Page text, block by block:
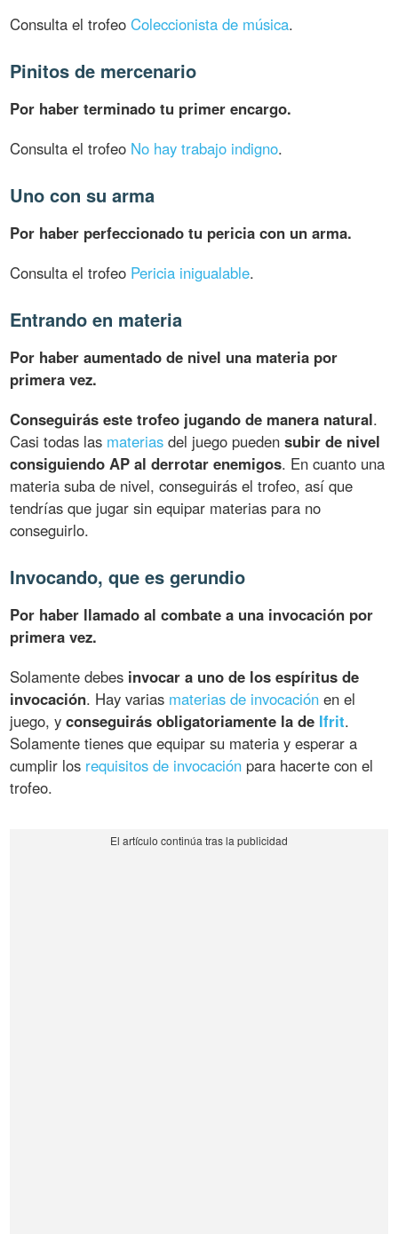
Consulta el trofeoColeccionista de música.
Pinitos de mercenario
Por haber terminado tu primer encargo.
Consulta el trofeo No hay trabajo indigno.
Uno con su arma
Por haber perfeccionado tu pericia con un arma.
Consulta el trofeo Pericia inigualable.
Entrando en materia
Por haber aumentado de nivel una materia por
primera vez.
Conseguirás este trofeo jugando de manera natural.
Casi todas las materias del juego puedensubir de nivel
consiguiendo AP al derrotar enemigos. En cuanto una
materia suba de nivel, conseguirás el trofeo, así que
tendrías que jugar sin equipar materias para no
conseguirlo.
Invocando, que es gerundio
Por haber llamado al combate a una invocación por
primera vez.
Solamente debes invocar a uno de los espíritus de
invocación. Hay varias materias de invocación en el
juego, yconseguirás obligatoriamente la de Ifrit.
Solamente tienes que equipar su materia y esperar a
cumplir los requisitos de invocación para hacerte con el
trofeo.